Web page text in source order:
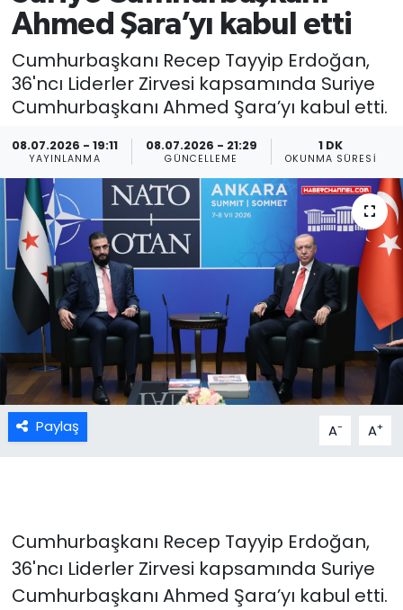
Ahmed Şara’yı kabul etti
Cumhurbaşkanı Recep Tayyip Erdoğan,
36'ncı Liderler Zirvesi kapsamında Suriye
Cumhurbaşkanı Ahmed Şara’yı kabul etti.
08.07.2026 - 19:11
YAYINLANMA
08.07.2026 - 21:29
GÜNCELLEME
1 DK
OKUNMA SÜRESI
Paylaş A- A+
Cumhurbaşkanı Recep Tayyip Erdoğan,
36'ncı Liderler Zirvesi kapsamında Suriye
Cumhurbaşkanı Ahmed Şara’yı kabul etti.
MAGAZİN
Haber Arşivi